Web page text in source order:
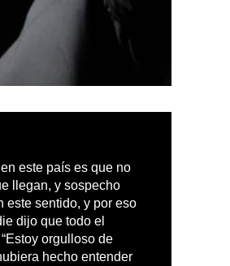
este país es que no
llegan, y sospecho
este sentido, y por eso
dijo que todo el
orgulloso de
hecho entender